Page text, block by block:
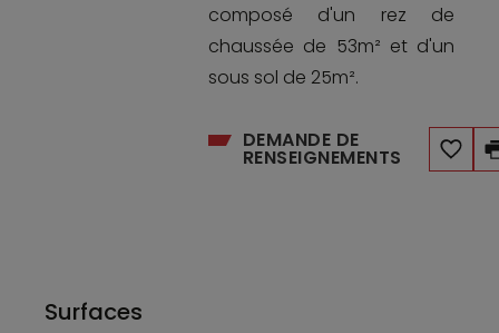
composé d'un rez de
chaussée de 53m² et d'un
sous sol de 25m².
DEMANDE DE
RENSEIGNEMENTS
Surfaces